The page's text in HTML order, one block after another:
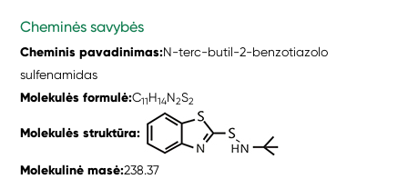
Cheminės savybės
Cheminis pavadinimas:N-terc-butil-2-benzotiazolo
sulfenamidas
Molekulės formulė:C11H14N2S2
Molekulės struktūra:
Molekulinė masė:238.37